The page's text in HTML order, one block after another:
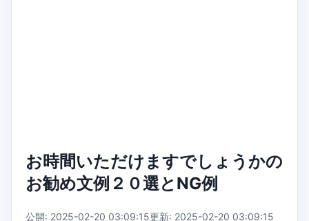
お時間いただけますでしょうかの
お勧め文例２０選とNG例
公開: 2025-02-20 03:09:15更新: 2025-02-20 03:09:15